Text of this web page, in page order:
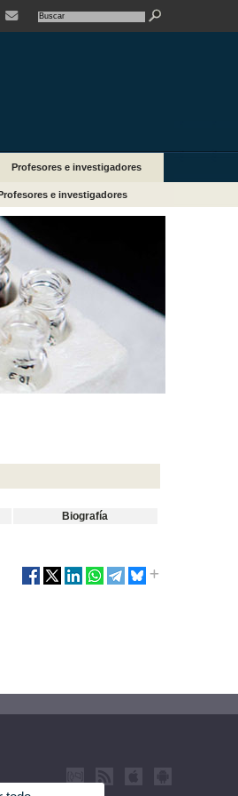
Profesores e investigadores
e investigadores
Biografía